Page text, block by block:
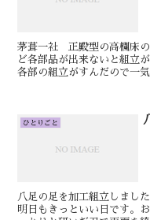
茅葺一社 正殿型の高欄床の
ど各部品が出来ないと組立
各部の組立がすんだので一
ひとりごと
八足の足を加工組立しまし
明日もきっといい日です。